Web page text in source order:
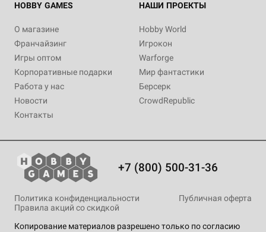
HOBBY GAMES
О магазине
Франчайзинг
Игры оптом
Корпоративные подарки
Работа у нас
Новости
Контакты
НАШИ ПРОЕКТЫ
Hobby World
Игрокон
Warforge
Мир фантастики
Берсерк
CrowdRepublic
+7 (800) 500-31-36
Копирование материалов разрешено только по согласию
Политика конфиденциальности
Публичная оферта
Правила акций со скидкой